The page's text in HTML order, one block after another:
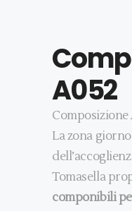
A052
Composizione
La zona
Tomasella
componibili